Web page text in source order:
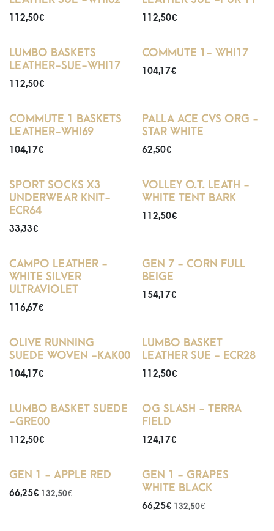
112,50€ 112,50€
LUMBO BASKETS
LEATHER-SUE-WHI17
112,50€
COMMUTE 1- WHI17
104,17€
COMMUTE 1 BASKETS
LEATHER-WHI69
104,17€
PALLA ACE CVS ORG -
STAR WHITE
62,50€
SPORT SOCKS X3
UNDERWEAR KNIT-
ECR64
33,33€
VOLLEY O.T. LEATH -
WHITE TENT BARK
112,50€
CAMPO LEATHER -
WHITE SILVER
ULTRAVIOLET
116,67€
GEN 7 - CORN FULL
BEIGE
154,17€
OLIVE RUNNING
SUEDE WOVEN -KAK00
104,17€
LUMBO BASKET
LEATHER SUE - ECR28
112,50€
LUMBO BASKET SUEDE
-GRE00
112,50€
OG SLASH - TERRA
FIELD
124,17€
Dernière pointure 42
GEN 1 - APPLE RED
66,25€ 132,50€ Dernière pointure 40
GEN 1 - GRAPES
WHITE BLACK
66,25€ 132,50€